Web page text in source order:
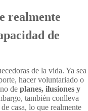
realmente
de
de la vida. Ya sea
hacer voluntariado o
de planes, ilusiones y
también conlleva
casa, lo que realmente